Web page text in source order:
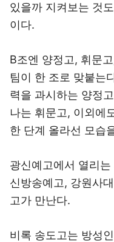
있을까 지켜보는 것
이다.
B조엔 양정고, 휘문
팀이 한 조로 맞붙는
력을 과시하는 양정
나는 휘문고, 이외에
한 단계 올라선 모습
광신예고에서 열리는
신방송예고, 강원사
고가 만난다.
비록 송도고는 방성